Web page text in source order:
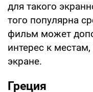
для такого
того популярна
фильм может
интерес к
экране.
Греция